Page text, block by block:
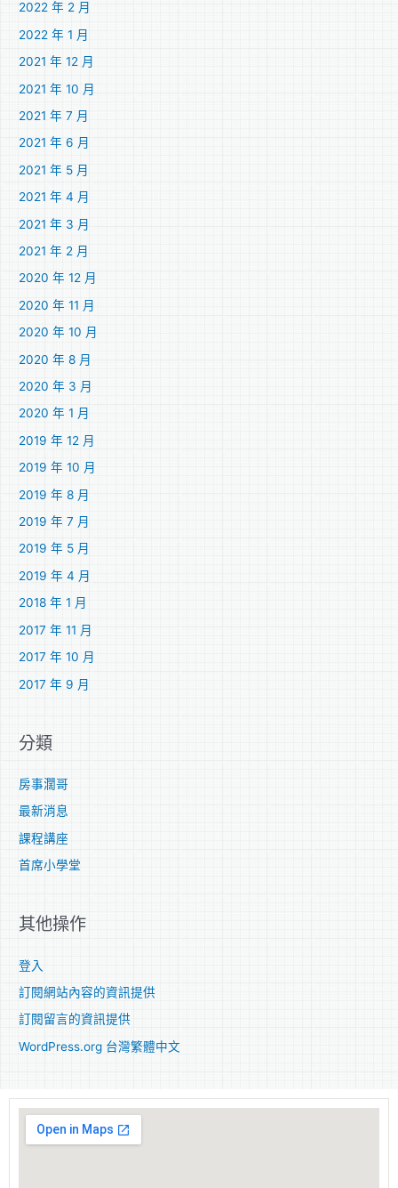
2022 年 2 月
2022 年 1 月
2021 年 12 月
2021 年 10 月
2021 年 7 月
2021 年 6 月
2021 年 5 月
2021 年 4 月
2021 年 3 月
2021 年 2 月
2020 年 12 月
2020 年 11 月
2020 年 10 月
2020 年 8 月
2020 年 3 月
2020 年 1 月
2019 年 12 月
2019 年 10 月
2019 年 8 月
2019 年 7 月
2019 年 5 月
2019 年 4 月
2018 年 1 月
2017 年 11 月
2017 年 10 月
2017 年 9 月
分類
房事濶哥
最新消息
課程講座
首席小學堂
其他操作
登入
訂閱網站內容的資訊提供
訂閱留言的資訊提供
WordPress.org 台灣繁體中文